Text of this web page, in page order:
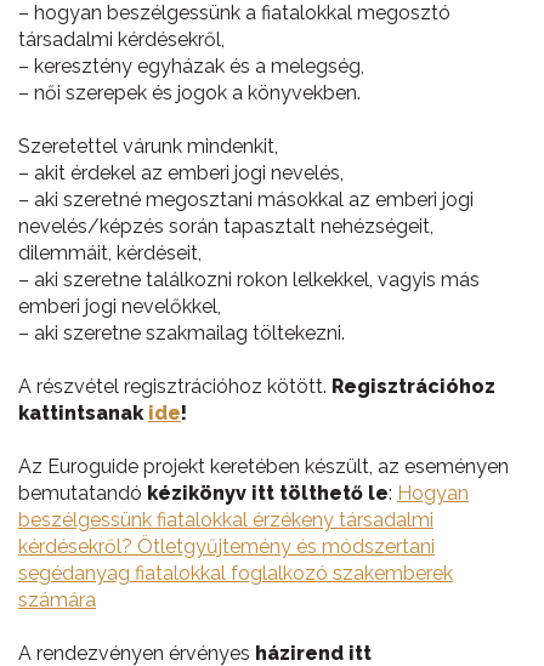
– hogyan beszélgessünk a fiatalokkal megosztó
társadalmi kérdésekről,
– keresztény egyházak és a melegség,
– női szerepek és jogok a könyvekben.
Szeretettel várunk mindenkit,
– akit érdekel az emberi jogi nevelés,
– aki szeretné megosztani másokkal az emberi jogi
nevelés/képzés során tapasztalt nehézségeit,
dilemmáit, kérdéseit,
– aki szeretne találkozni rokon lelkekkel, vagyis más
emberi jogi nevelőkkel,
– aki szeretne szakmailag töltekezni.
A részvétel regisztrációhoz kötött. Regisztrációhoz
kattintsanak ide!
Az Euroguide projekt keretében készült, az eseményen
bemutatandó kézikönyv itt tölthető le: Hogyan
beszélgessünk fiatalokkal érzékeny társadalmi
kérdésekről? Ötletgyűjtemény és módszertani
segédanyag fiatalokkal foglalkozó szakemberek
számára
A rendezvényen érvényes házirend itt